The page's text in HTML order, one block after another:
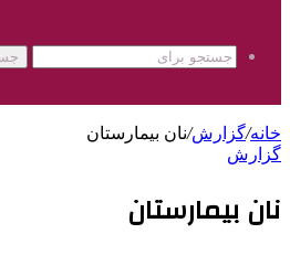
خانه/گزارش/نان بیمارستان
گزارش
نان بیمارستان